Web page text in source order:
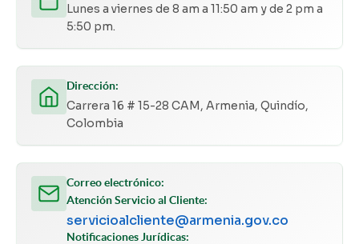
Lunes a viernes de 8 am a 11:50 am y de 2 pm a
5:50 pm.
Dirección:
Carrera 16 # 15-28 CAM, Armenia, Quindío,
Colombia
Correo electrónico:
Atención Servicio al Cliente:
servicioalcliente@armenia.gov.co
Notificaciones Jurídicas: